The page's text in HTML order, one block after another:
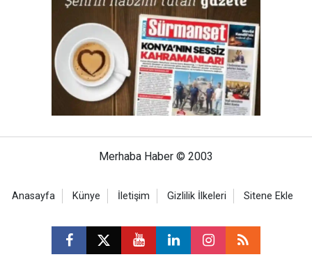
Merhaba Haber © 2003
Anasayfa Künye İletişim Gizlilik İlkeleri Sitene Ekle